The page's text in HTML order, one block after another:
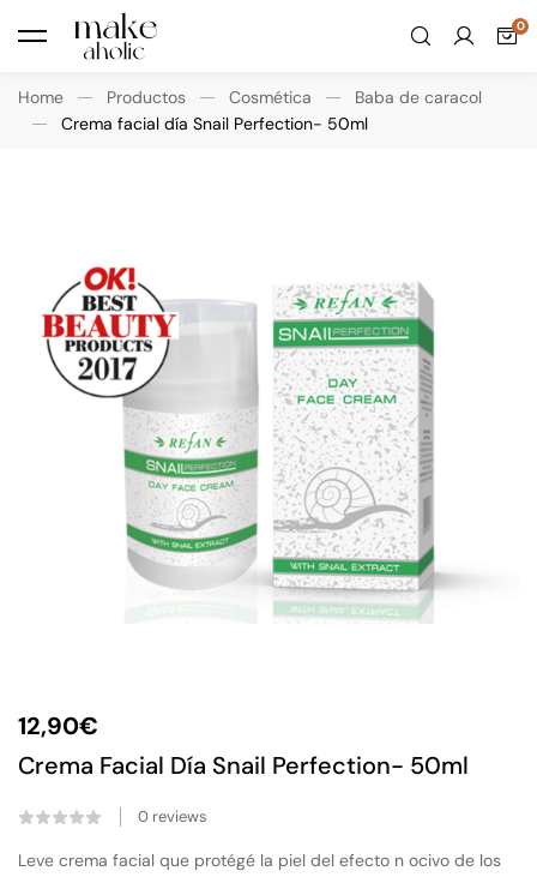
Home Productos Cosmética
Baba de caracol
Crema facial día Snail Perfection- 50ml
12,90€
Crema Facial Día Snail Perfection- 50ml
0 reviews
Leve crema facial que protégé la piel del efecto n ocivo de los